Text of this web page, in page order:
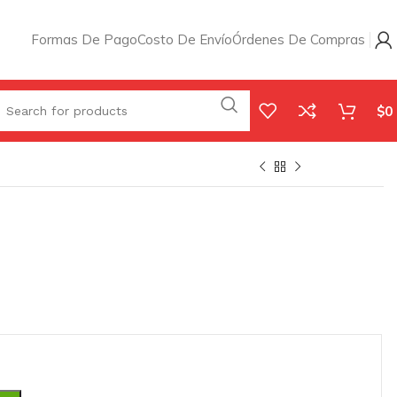
Formas De PagoCosto De EnvíoÓrdenes De Compras
$0